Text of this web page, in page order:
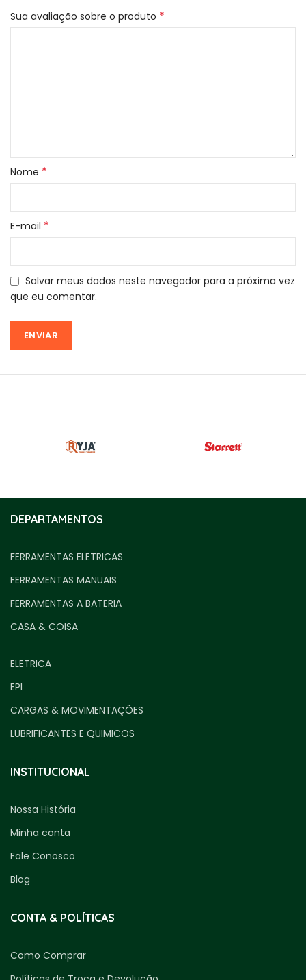
Sua avaliação sobre o produto *
Nome *
E-mail *
Salvar meus dados neste navegador para a próxima vez
que eu comentar.
DEPARTAMENTOS
FERRAMENTAS ELETRICAS
FERRAMENTAS MANUAIS
FERRAMENTAS A BATERIA
CASA & COISA
ELETRICA
EPI
CARGAS & MOVIMENTAÇÕES
LUBRIFICANTES E QUIMICOS
INSTITUCIONAL
Nossa História
Minha conta
Fale Conosco
Blog
CONTA & POLÍTICAS
Como Comprar